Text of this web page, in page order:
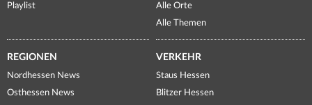
Playlist
Alle Orte
Alle Themen
REGIONEN
Nordhessen News
Osthessen News
VERKEHR
Staus Hessen
Blitzer Hessen